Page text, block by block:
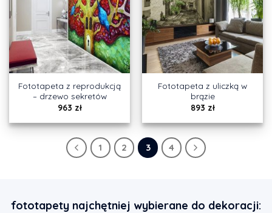
Fototapeta z reprodukcją
– drzewo sekretów
963 zł
Fototapeta z uliczką w
brązie
893 zł
1 2 3 4
fototapety najchętniej wybierane do dekoracji: